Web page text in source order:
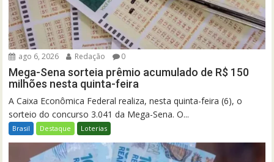
ago 6, 2026 Redação 0
Mega-Sena sorteia prêmio acumulado de R$ 150
milhões nesta quinta-feira
A Caixa Econômica Federal realiza, nesta quinta-feira (6), o
sorteio do concurso 3.041 da Mega-Sena. O...
Brasil Destaque Loterias